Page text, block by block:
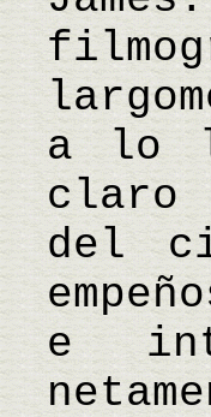
a lo
claro
del
e